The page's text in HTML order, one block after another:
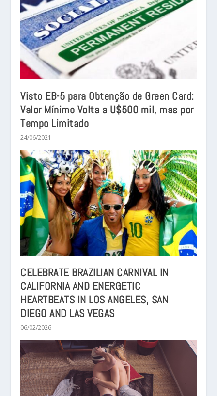
Visto EB-5 para Obtenção de Green Card:
Valor Mínimo Volta a U$500 mil, mas por
Tempo Limitado
24/06/2021
CELEBRATE BRAZILIAN CARNIVAL IN
CALIFORNIA AND ENERGETIC
HEARTBEATS IN LOS ANGELES, SAN
DIEGO AND LAS VEGAS
06/02/2026